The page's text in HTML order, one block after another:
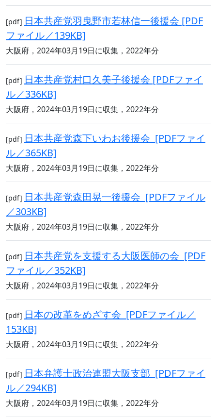
[pdf] 日本共産党羽曳野市若林信一後援会 [PDF
ファイル／139KB]
大阪府，2024年03月19日に収集，2022年分
[pdf] 日本共産党村口久美子後援会 [PDFファイ
ル／336KB]
大阪府，2024年03月19日に収集，2022年分
[pdf] 日本共産党森下いわお後援会 [PDFファイ
ル／365KB]
大阪府，2024年03月19日に収集，2022年分
[pdf] 日本共産党森田晃一後援会 [PDFファイル
／303KB]
大阪府，2024年03月19日に収集，2022年分
[pdf] 日本共産党を支援する大阪医師の会 [PDF
ファイル／352KB]
大阪府，2024年03月19日に収集，2022年分
[pdf] 日本の改革をめざす会 [PDFファイル／
153KB]
大阪府，2024年03月19日に収集，2022年分
[pdf] 日本弁護士政治連盟大阪支部 [PDFファイ
ル／294KB]
大阪府，2024年03月19日に収集，2022年分